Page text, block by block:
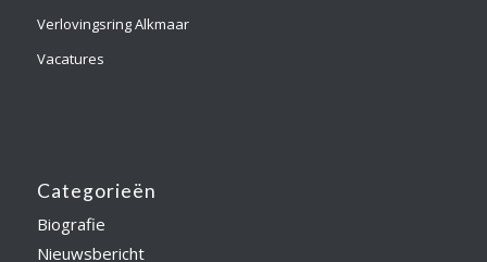
Verlovingsring Alkmaar
Vacatures
Categorieën
Biografie
Nieuwsbericht